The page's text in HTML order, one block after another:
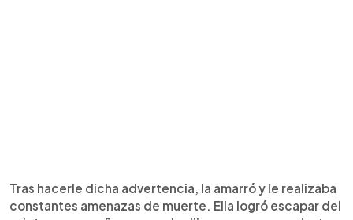
Tras hacerle dicha advertencia, la amarró y le realizaba
constantes amenazas de muerte. Ella logró escapar del